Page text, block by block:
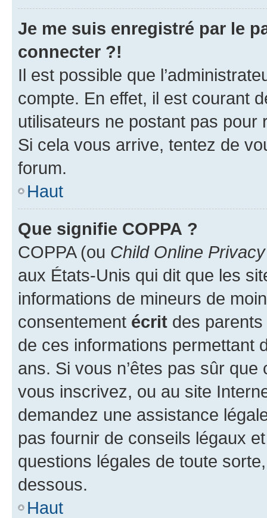
Je me suis enregistré par le
connecter ?!
Il est possible que
compte. En effet, il est courant
utilisateurs ne postant pas pour
Si cela vous arrive, tentez de
forum.
Haut
Que signifie COPPA ?
COPPA (ou Child Online
aux États-Unis qui dit que les
informations de mineurs de
consentement écrit des parents
de ces informations permettant
ans. Si vous n’êtes pas sûr
vous inscrivez, ou au site
demandez une assistance
pas fournir de conseils légaux
questions légales de toute
dessous.
Haut